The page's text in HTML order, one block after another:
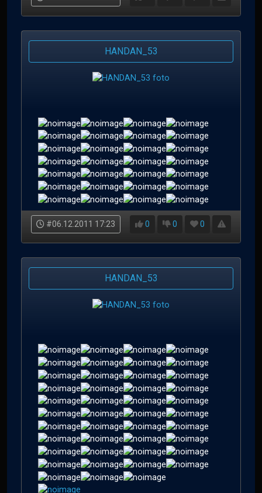
HANDAN_53
#06.12.2011 17:23 0 0 0
HANDAN_53